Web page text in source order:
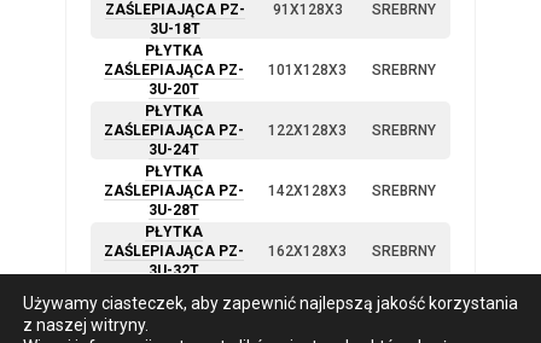
ZAŚLEPIAJĄCA PZ-
3U-18T
91X128X3 SREBRNY
PŁYTKA
ZAŚLEPIAJĄCA PZ-
3U-20T
101X128X3 SREBRNY
PŁYTKA
ZAŚLEPIAJĄCA PZ-
3U-24T
122X128X3 SREBRNY
PŁYTKA
ZAŚLEPIAJĄCA PZ-
3U-28T
142X128X3 SREBRNY
PŁYTKA
ZAŚLEPIAJĄCA PZ-
3U-32T
162X128X3 SREBRNY
PŁYTKA
ZAŚLEPIAJĄCA PZ-
213X128X3 SREBRNY
Używamy ciasteczek, aby zapewnić najlepszą jakość korzystania
z naszej witryny.